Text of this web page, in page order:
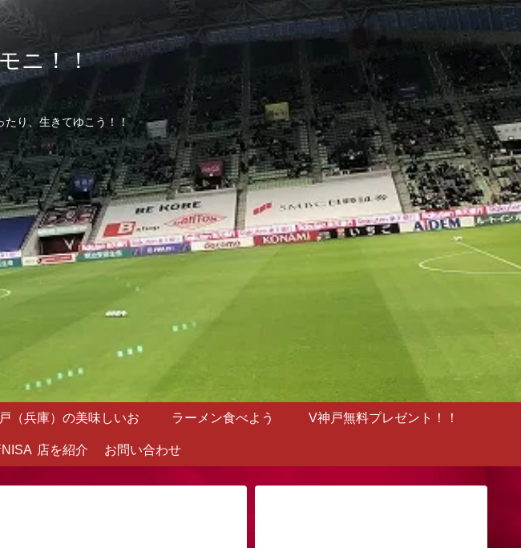
ニ！！
たり、生きてゆこう！！
（兵庫）の美味しいお
店を紹介
ラーメン食べよう V神戸無料プレゼント！！
NISA お問い合わせ